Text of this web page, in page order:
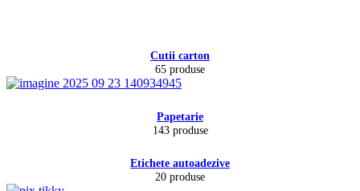
Cutii carton
65 produse
Papetarie
143 produse
Etichete autoadezive
20 produse